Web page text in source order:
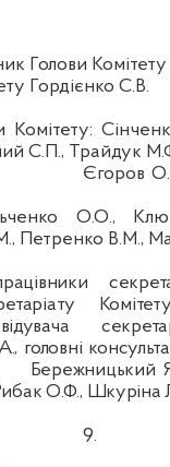
Голови Комітету
Гордієнко С.В.
Комітету:
С.П., Трайдук
Єгоров
О.О.,
Петренко В.М.,
головні
Бережницький
О.Ф., Шкуріна
9.